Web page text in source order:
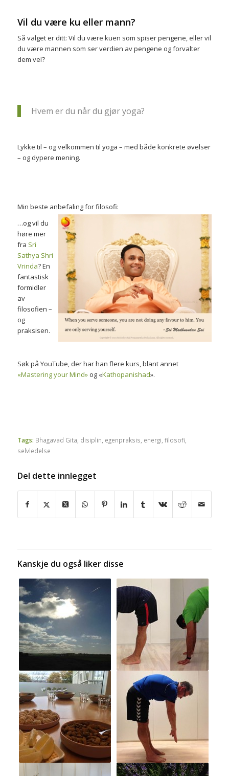
Vil du være ku eller mann?
Så valget er ditt: Vil du være kuen som spiser pengene, eller vil
du være mannen som ser verdien av pengene og forvalter
dem vel?
Hvem er du når du gjør yoga?
Lykke til – og velkommen til yoga – med både konkrete øvelser
– og dypere mening.
Min beste anbefaling for filosofi:
…og vil du
høre mer
fra Sri
Sathya Shri
Vrinda? En
fantastisk
formidler
av
filosofien –
og
praksisen.
Søk på YouTube, der har han flere kurs, blant annet
«Mastering your Mind»og «Kathopanishad».
Tags: Bhagavad Gita disiplin egenpraksis energi filosofi
selvledelse
Del dette innlegget
Kanskje du også liker disse